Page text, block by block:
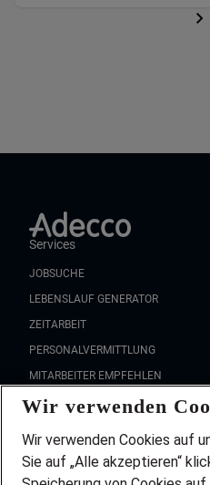
Services
JOBSUCHE
LEBENSLAUF GENERATOR
ZEITARBEIT
PERSONALVERMITTLUNG
MITARBEITER EMPFEHLEN
FAQ
Wir stellen ein!
DEINE BERUFSGRUPPE
DEINE LEBENSSITUATION
Wir verwenden
Wir verwenden Cookies auf
Sie auf „Alle akzeptieren“